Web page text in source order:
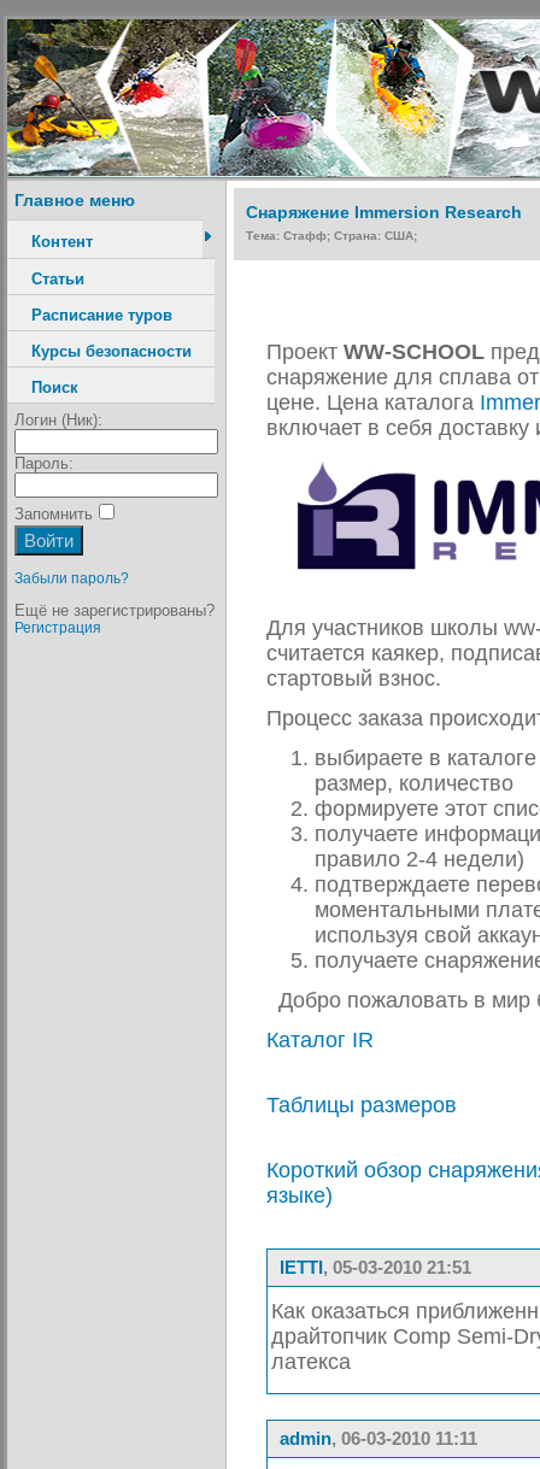
Главное меню
Контент
Статьи
Расписание туров
Курсы безопасности
Поиск
Логин (Ник):
Пароль:
Запомнить
Забыли пароль?
Ещё не зарегистрированы?
Регистрация
Cнаряжение Immersion Research
Тема: Стафф; Страна: США;
Проект WW-SCHOOL
снаряжение для сплава
цене. Цена каталога
включает в себя
Для участников школы
считается каякер,
стартовый взнос.
Процесс заказа
выбираете в
размер, количество
формируете этот
получаете
правило 2-4 недели)
подтверждаете
моментальными
используя свой
получаете
Добро пожаловать в мир
Каталог IR
Таблицы размеров
Короткий обзор
языке)
IETTI, 05-03-2010 21:51
Как оказаться
драйтопчик Comp Semi-
латекса
admin, 06-03-2010 11:11